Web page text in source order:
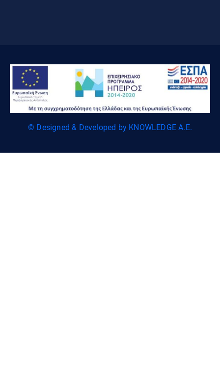
© Designed & Developed by KNOWLEDGE A.E.